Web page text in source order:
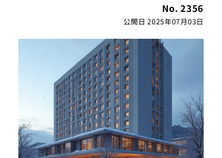
No. 2356
公開日 2025年07月03日